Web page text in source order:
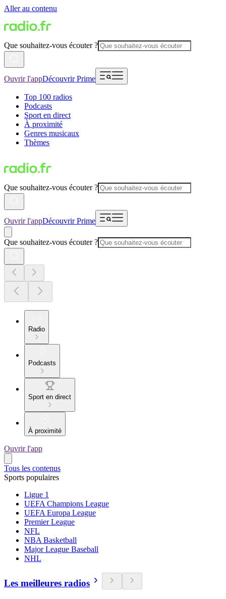
Aller au contenu
Que souhaitez-vous écouter ?
Ouvrir l'appDécouvrir Prime
Top 100 radios
Podcasts
Sport en direct
À proximité
Genres musicaux
Thèmes
Que souhaitez-vous écouter ?
Ouvrir l'appDécouvrir Prime
Que souhaitez-vous écouter ?
Radio
Podcasts
Sport en direct
À proximité
Ouvrir l'app
Tous les contenus
Sports populaires
Ligue 1
UEFA Champions League
UEFA Europa League
Premier League
NFL
NBA Basketball
Major League Baseball
NHL
Les meilleures radios